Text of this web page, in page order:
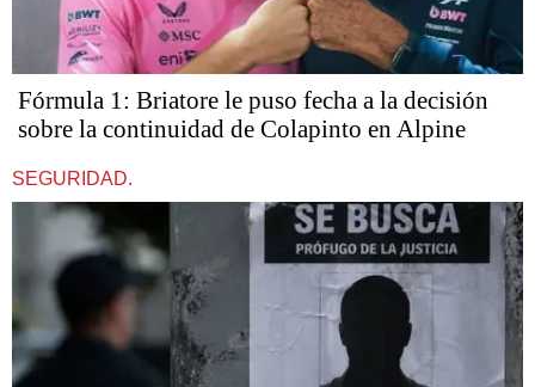
Fórmula 1: Briatore le puso fecha a la decisión
sobre la continuidad de Colapinto en Alpine
SEGURIDAD.